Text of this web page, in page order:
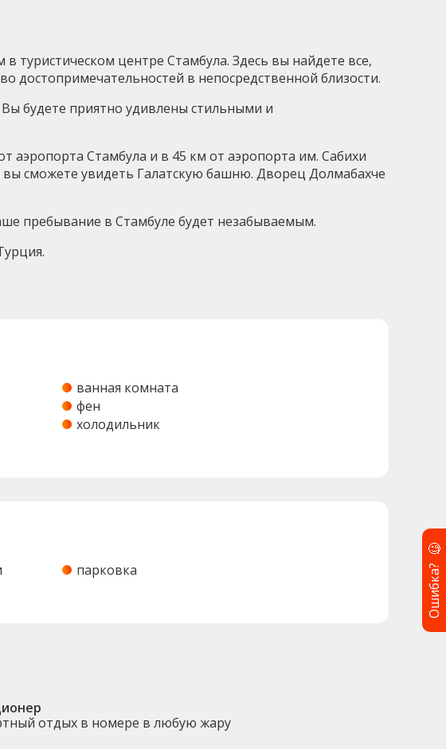
туристическом центре Стамбула. Здесь вы найдете все,
достопримечательностей в непосредственной близости.
будете приятно удивлены стильными и
аэропорта Стамбула и в 45 км от аэропорта им. Сабихи
вы сможете увидеть Галатскую башню. Дворец Долмабахче
пребывание в Стамбуле будет незабываемым.
ванная комната
фен
холодильник
парковка
отдых в номере в любую жару
Ошибка?
🧐